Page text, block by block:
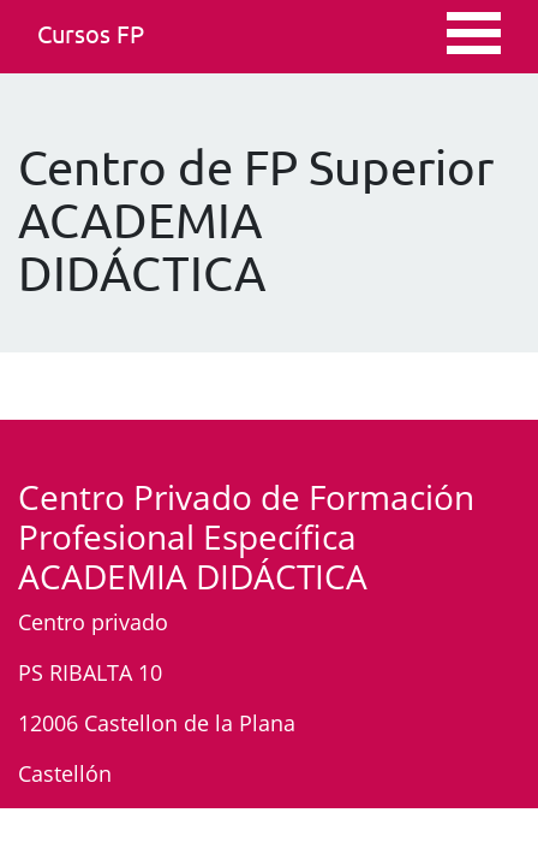
Cursos FP
Centro de FP Superior
ACADEMIA
DIDÁCTICA
Centro Privado de Formación
Profesional Específica
ACADEMIA DIDÁCTICA
Centro privado
PS RIBALTA 10
12006 Castellon de la Plana
Castellón